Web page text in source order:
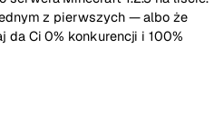
z pierwszych — albo że
da Ci 0% konkurencji i 100%